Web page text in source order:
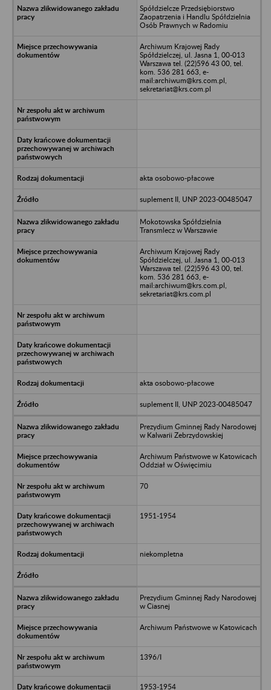
Spółdzielcze Przedsiębiorstwo
Zaopatrzenia i Handlu Spółdzielnia
Osób Prawnych w Radomiu
Archiwum Krajowej Rady
Spółdzielczej, ul. Jasna 1, 00-013
Warszawa tel. (22)596 43 00, tel.
kom. 536 281 663, e-
mail:archiwum@krs.com.pl,
sekretariat@krs.com.pl
akta osobowo-płacowe
suplement II, UNP 2023-00485047
Mokotowska Spółdzielnia
Transmlecz w Warszawie
Archiwum Krajowej Rady
Spółdzielczej, ul. Jasna 1, 00-013
Warszawa tel. (22)596 43 00, tel.
kom. 536 281 663, e-
mail:archiwum@krs.com.pl,
sekretariat@krs.com.pl
akta osobowo-płacowe
suplement II, UNP 2023-00485047
Prezydium Gminnej Rady Narodowej
w Kalwarii Zebrzydowskiej
Archiwum Państwowe w Katowicach
Oddział w Oświęcimiu
70
1951-1954
niekompletna
Prezydium Gminnej Rady Narodowej
w Ciasnej
Archiwum Państwowe w Katowicach
1396/I
1953-1954